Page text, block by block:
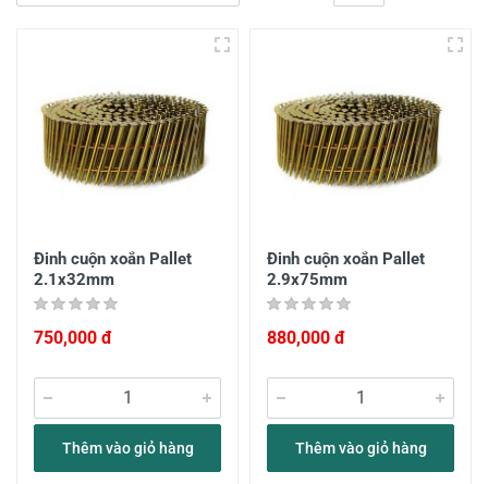
Đinh cuộn xoắn Pallet
2.1x32mm
750,000 đ
Thêm vào giỏ hàng
Đinh cuộn xoắn Pallet
2.9x75mm
880,000 đ
Thêm vào giỏ hàng